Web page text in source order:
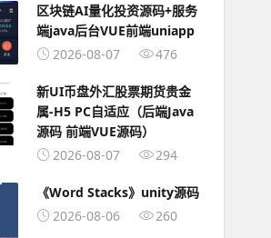
区块链AI量化投资源码+服务
端java后台VUE前端uniapp
2026-08-07
476
新UI币盘外汇股票期货贵金
属-H5 PC自适应（后端Java
源码 前端VUE源码）
2026-08-07
294
《Word Stacks》unity源码
2026-08-06
260